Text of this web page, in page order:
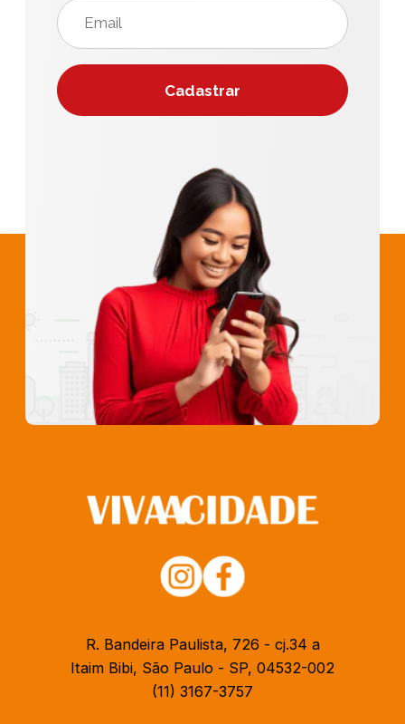
R. Bandeira Paulista, 726 - cj.34 a
Itaim Bibi, São Paulo - SP, 04532-002
(11) 3167-3757